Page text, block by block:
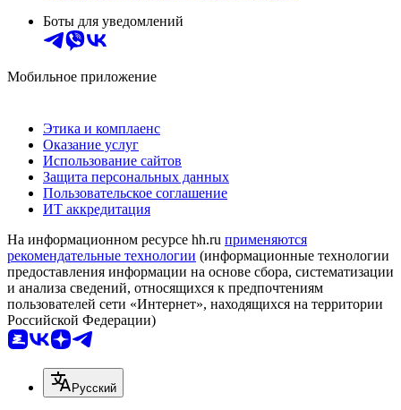
Боты для уведомлений
Мобильное приложение
Этика и комплаенс
Оказание услуг
Использование сайтов
Защита персональных данных
Пользовательское соглашение
ИТ аккредитация
На информационном ресурсе hh.ru применяются
рекомендательные технологии (информационные технологии
предоставления информации на основе сбора, систематизации
и анализа сведений, относящихся к предпочтениям
пользователей сети «Интернет», находящихся на территории
Российской Федерации)
Русский